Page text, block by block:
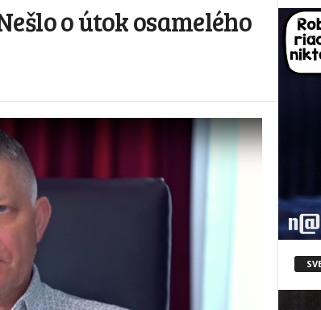
o útok osamelého